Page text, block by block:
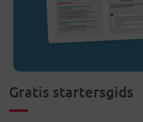
Gratis startersgids